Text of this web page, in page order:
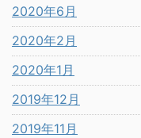
2020年6月
2020年2月
2020年1月
2019年12月
2019年11月